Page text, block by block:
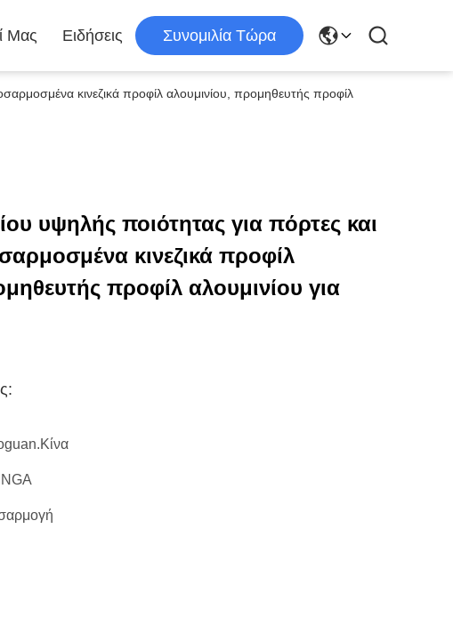
Μας Ειδήσεις Συνομιλία Τώρα
κινεζικά προφίλ αλουμινίου, προμηθευτής προφίλ
υψηλής ποιότητας για πόρτες και
κινεζικά προφίλ
προφίλ αλουμινίου για